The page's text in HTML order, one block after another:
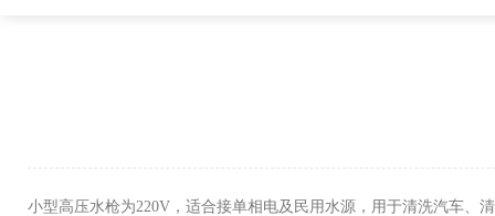
小型高压水枪为220V，适合接单相电及民用水源，用于清洗汽车、